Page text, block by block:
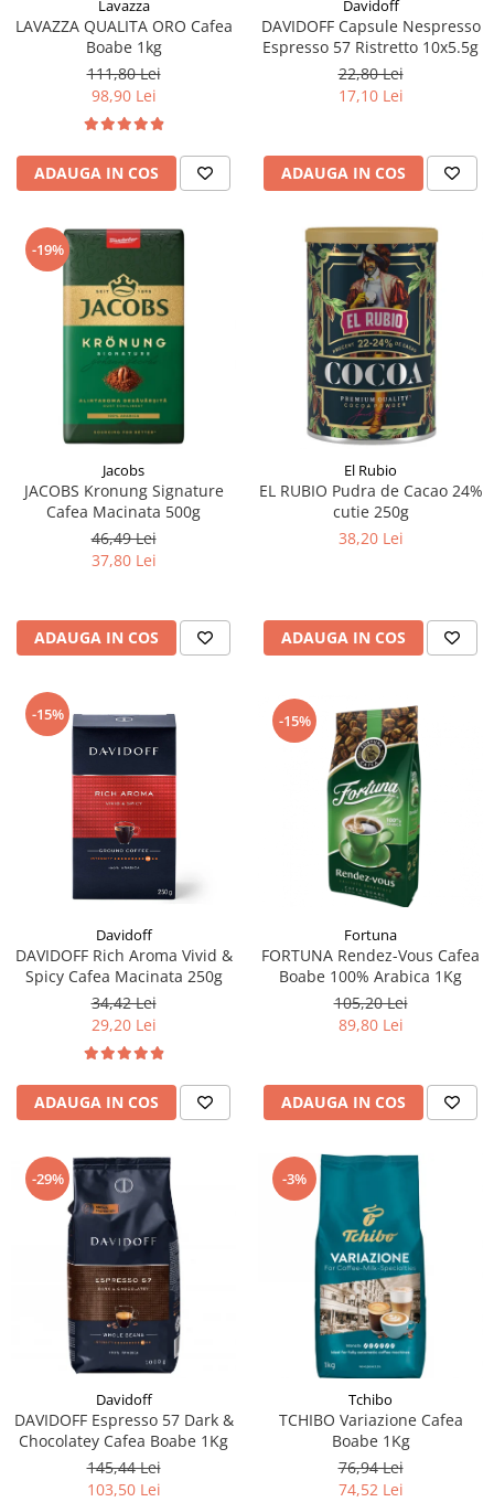
Lavazza
LAVAZZA QUALITA ORO Cafea
Boabe 1kg
111,80 Lei
98,90 Lei
ADAUGA IN COS
Davidoff
DAVIDOFF Capsule Nespresso
Espresso 57 Ristretto 10x5.5g
22,80 Lei
17,10 Lei
ADAUGA IN COS
-19%
Jacobs
JACOBS Kronung Signature
Cafea Macinata 500g
46,49 Lei
37,80 Lei
ADAUGA IN COS
El Rubio
EL RUBIO Pudra de Cacao 24%
cutie 250g
38,20 Lei
ADAUGA IN COS
-15%
Davidoff
DAVIDOFF Rich Aroma Vivid &
Spicy Cafea Macinata 250g
34,42 Lei
29,20 Lei
ADAUGA IN COS
-15%
Fortuna
FORTUNA Rendez-Vous Cafea
Boabe 100% Arabica 1Kg
105,20 Lei
89,80 Lei
ADAUGA IN COS
-29%
Davidoff
DAVIDOFF Espresso 57 Dark &
Chocolatey Cafea Boabe 1Kg
145,44 Lei
103,50 Lei
-3%
Tchibo
TCHIBO Variazione Cafea
Boabe 1Kg
76,94 Lei
74,52 Lei